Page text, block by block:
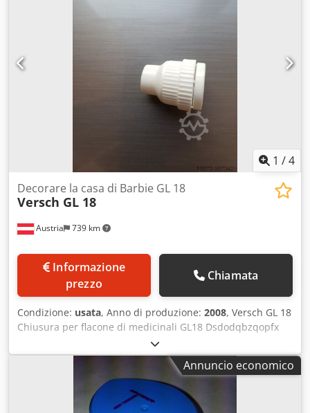
1 /4
Austria 739 km
Decorare la casa di Barbie GL 18
Versch GL 18
prezzo
Chiamata
Condizione: usata, Anno di produzione: 2008, Versch GL 18
Chiusura per flacone di medicinali GL18 Dsdodqbzqopfx
Am Heck Stampo per iniezione, 10 cavità
Annuncio economico